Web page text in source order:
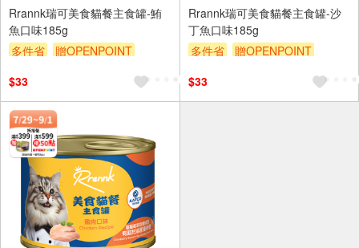
Rrannk瑞可美食貓餐主食罐-鮪
魚口味185g
多件省
贈OPENPOINT
$33
Rrannk瑞可美食貓餐主食罐-沙
丁魚口味185g
多件省
贈OPENPOINT
$33